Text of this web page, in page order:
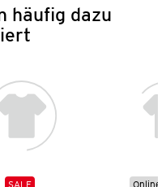
häufig dazu
SALE Online